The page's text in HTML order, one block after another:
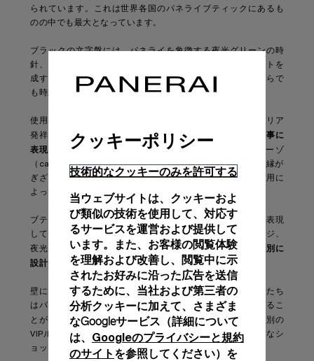
られています。これは世界各国のパネライブティックにあるも
のの中でも最大となっています。
ブラックの文字盤には、パネライを象徴する夜光グリーンの時
針、分針、数字が取り付けられています。ハイコントラストを
成すカラーはパネライ独自の特徴であると同時に、遠くからで
も時刻をはっきりと読み取ることができます。
使用されているデザインおよび素材のコンセプトは、イタリア
発祥のパネライの伝統を尊重しており、また
海の世界を見事に
表現
しています。イタリア産縞大理石“カラカッタ ルチコーゾ
（calacatta luccicoso）”、光沢のある真鍮、ブロンズ、“縁が
ぎざぎざになった”特殊なガラス、波模様や透明な素材の使用に
よって、パネライの技術力を解釈し直しています。
ブティック内部の装飾は、ブランドの伝統と美学を完璧に表現
しています。アイコニックなルミノールのケース、ブリッジ、
夜光グリーンのカラーにインスパイアされており、また
特別に
設計された半開放式の時計職人の部屋
も設けられています。
壁に取り付けられた大きな鏡ガラスによって、時計愛好家たち
はパネライ独自の時計製造技術や専門性をより近くで眺めるこ
とができます。一方、2つのVIPエリアは休憩スペースと個別の
VIPルームに分かれており、お客様にラグジュアリーで特別なシ
ョッピング環境をご提供いたします。
クッキーポリシー
技術的なクッキーのみを許可する
当ウェブサイトは、クッキーおよ
び類似の技術を使用して、対応す
るサービスを運営および提供して
います。また、お客様の閲覧体験
を理解および改善し、閲覧中に示
されたお好みに沿った広告を送信
するために、当社および第三者の
分析クッキーに加えて、さまざま
なGoogleサービス（詳細について
は、 Googleのプライバシーと規約
のサイト を参照してください）を